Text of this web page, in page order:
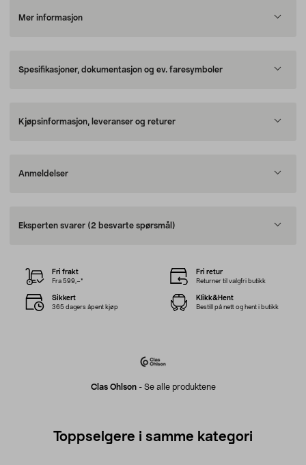
Mer informasjon
Spesifikasjoner, dokumentasjon og ev. faresymboler
Kjøpsinformasjon, leveranser og returer
Anmeldelser
Eksperten svarer (2 besvarte spørsmål)
Clas Ohlson- Se alle produktene
Fri frakt
Fra 599,–*
Fri retur
Returner til valgfri butikk
Sikkert
365 dagers åpent kjøp
Klikk&Hent
Bestill på nett og hent i butikk
Toppselgere i samme kategori